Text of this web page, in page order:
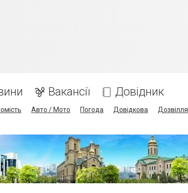
Вакансії Довідник
Авто / Мото Погода Довідкова Дозвілля